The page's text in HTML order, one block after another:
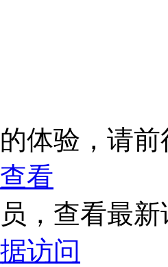
体验，请
看
，查看最
访问